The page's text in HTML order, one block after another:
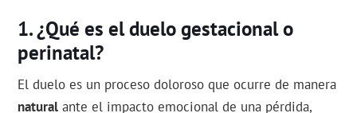
¿Qué es el duelo gestacional o
perinatal?
El duelo es un proceso doloroso que ocurre de manera
natural ante el impacto emocional de una pérdida,